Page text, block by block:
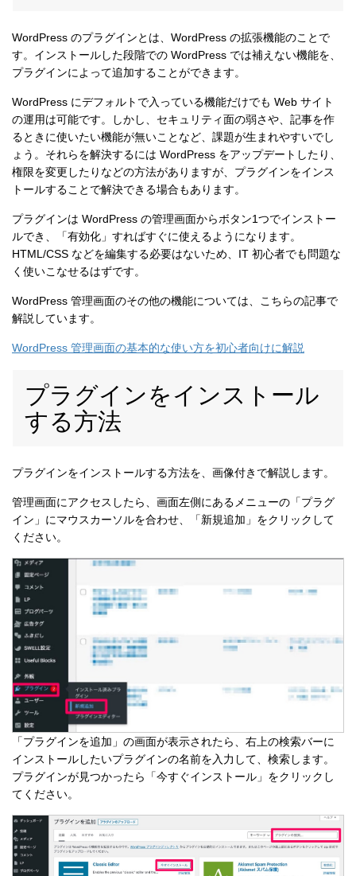
WordPress のプラグインとは、WordPress の拡張機能のことで
す。インストールした段階での WordPress では補えない機能を、
プラグインによって追加することができます。
WordPress にデフォルトで入っている機能だけでも Web サイト
の運用は可能です。しかし、セキュリティ面の弱さや、記事を作
るときに使いたい機能が無いことなど、課題が生まれやすいでし
ょう。それらを解決するには WordPress をアップデートしたり、
権限を変更したりなどの方法がありますが、プラグインをインス
トールすることで解決できる場合もあります。
プラグインは WordPress の管理画面からボタン1つでインストー
ルでき、「有効化」すればすぐに使えるようになります。
HTML/CSS などを編集する必要はないため、IT 初心者でも問題な
く使いこなせるはずです。
WordPress 管理画面のその他の機能については、こちらの記事で
解説しています。
WordPress 管理画面の基本的な使い方を初心者向けに解説
プラグインをインストール
する方法
プラグインをインストールする方法を、画像付きで解説します。
管理画面にアクセスしたら、画面左側にあるメニューの「プラグ
イン」にマウスカーソルを合わせ、「新規追加」をクリックして
ください。
「プラグインを追加」の画面が表示されたら、右上の検索バーに
インストールしたいプラグインの名前を入力して、検索します。
プラグインが見つかったら「今すぐインストール」をクリックし
てください。